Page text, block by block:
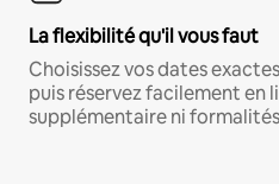
La flexibilité qu'il vous faut
Choisissez vos dates
puis réservez facilement en
supplémentaire ni